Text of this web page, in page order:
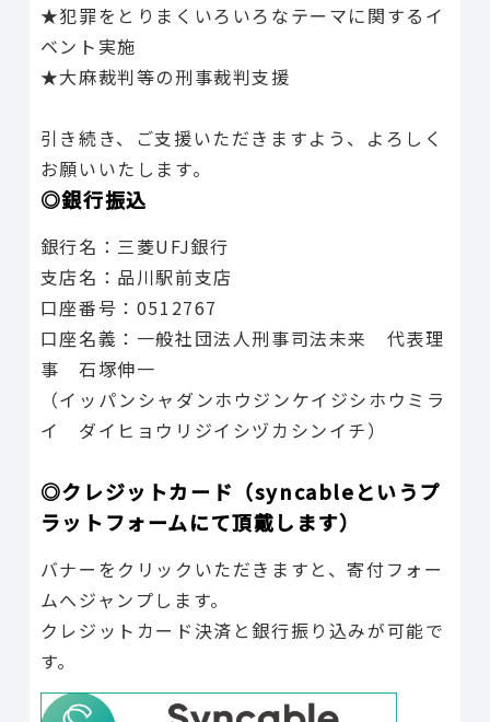
★犯罪をとりまくいろいろなテーマに関するイ
ベント実施
★大麻裁判等の刑事裁判支援
引き続き、ご支援いただきますよう、よろしく
お願いいたします。
◎銀行振込
銀行名：三菱UFJ銀行
支店名：品川駅前支店
口座番号：0512767
口座名義：一般社団法人刑事司法未来 代表理
事 石塚伸一
（イッパンシャダンホウジンケイジシホウミラ
イ ダイヒョウリジイシヅカシンイチ）
◎クレジットカード（syncableというプ
ラットフォームにて頂戴します）
バナーをクリックいただきますと、寄付フォー
ムへジャンプします。
クレジットカード決済と銀行振り込みが可能で
す。